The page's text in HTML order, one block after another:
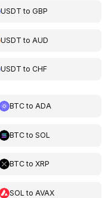
USDT toGBP
USDT to AUD
USDT toCHF
BTCto ADA
BTCto SOL
BTCto XRP
SOL to AVAX